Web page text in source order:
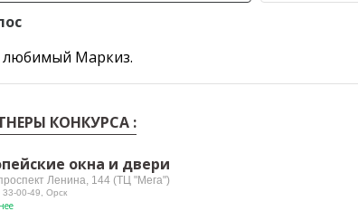
Маркиз.
КОНКУРСА :
окна и двери
Ленина, 144 (ТЦ "Мега")
33-00-49, Орск